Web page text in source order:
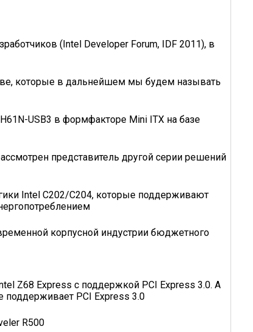
(Intel Developer Forum, IDF 2011), в
которые в дальнейшем мы будем называть
USB3 в формфакторе Mini ITX на базе
представитель другой серии решений
Intel C202/C204, которые поддерживают
корпусной индустрии бюджетного
Z68 Express c поддержкой PCI Express 3.0. А
поддерживает PCI Express 3.0
R500